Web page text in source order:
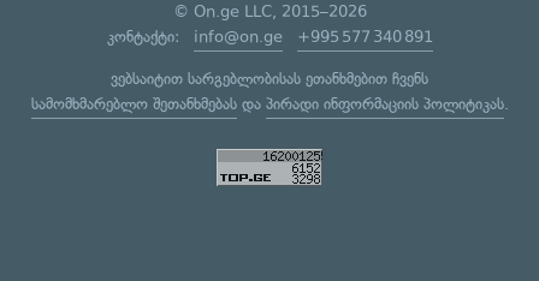
© On.ge LLC, 2015–2026
კონტაქტი: info@on.ge +995 577 340 891
ვებსაიტით სარგებლობისას ეთანხმებით ჩვენს
სამომხმარებლო შეთანხმებასდა პირადი ინფორმაციის პოლიტიკას.